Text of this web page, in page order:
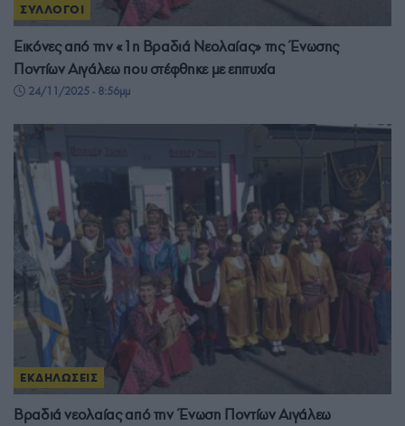
ΣΥΛΛΟΓΟΙ
Εικόνες από την «1η Βραδιά Νεολαίας» της Ένωσης
Ποντίων Αιγάλεω που στέφθηκε με επιτυχία
24/11/2025 - 8:56μμ
ΕΚΔΗΛΩΣΕΙΣ
Βραδιά νεολαίας από την Ένωση Ποντίων Αιγάλεω